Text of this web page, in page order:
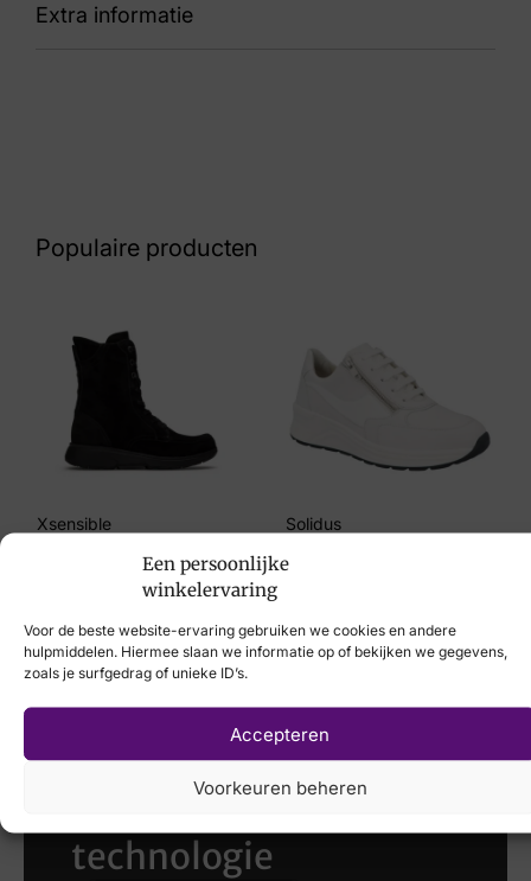
Een persoonlijke
winkelervaring
Voor de beste website-ervaring gebruiken we cookies en andere
hulpmiddelen. Hiermee slaan we informatie op of bekijken we gegevens,
zoals je surfgedrag of unieke ID’s.
Accepteren
Voorkeuren beheren
Line Vj23
Extra informatie
Merk
Gabor
Artikelnummer
Populaire producten
Xsensible
Solidus
€
Laat uw voeten
scannenmet de
nieuwste 3D
technologie